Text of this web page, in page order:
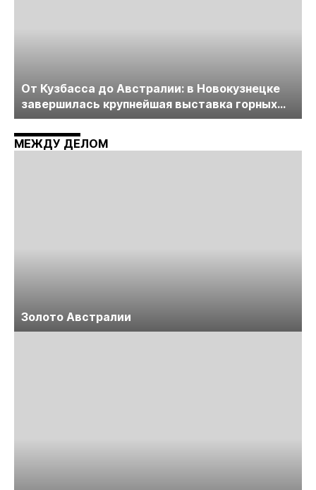
От Кузбасса до Австралии: в Новокузнецке
завершилась крупнейшая выставка горных
технологий «Недра России. Уголь России и
Майнинг»
МЕЖДУ ДЕЛОМ
Золото Австралии